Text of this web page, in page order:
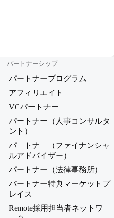
パートナーシップ
パートナープログラム
アフィリエイト
VCパートナー
パートナー（人事コンサルタ
ント）
パートナー（ファイナンシャ
ルアドバイザー）
パートナー（法律事務所）
パートナー特典マーケットプ
レイス
Remote採用担当者ネットワ